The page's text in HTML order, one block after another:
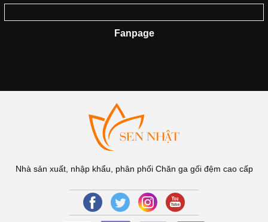
Fanpage
Nhà sản xuất, nhập khẩu, phân phối Chăn ga gối đệm cao cấp